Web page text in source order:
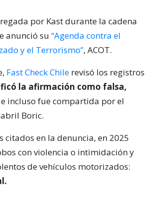
por Kast durante la cadena
anunció su “Agenda contra el
y el Terrorismo”, ACOT.
Fast Check Chile revisó los registros
la afirmación como falsa,
incluso fue compartida por el
Boric.
citados en la denuncia, en 2025
con violencia o intimidación y
de vehículos motorizados: